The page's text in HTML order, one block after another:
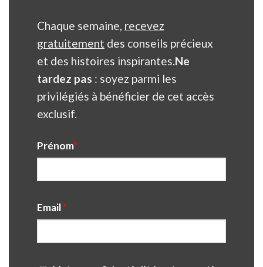
Chaque semaine, recevez
gratuitement des conseils précieux
et des histoires inspirantes.Ne
tardez pas : soyez parmi les
privilégiés à bénéficier de cet accès
exclusif.
Prénom*
Email*